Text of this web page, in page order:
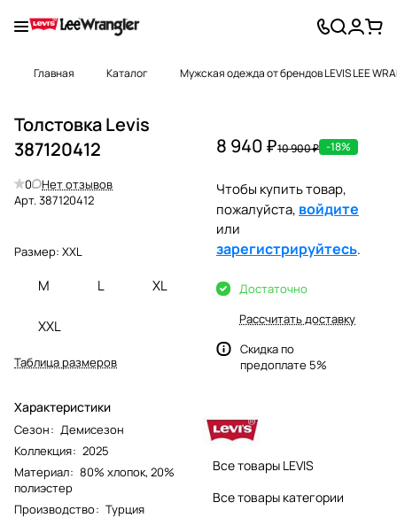
Главная Каталог Мужская одежда от брендов LEVIS LEE
Толстовка Levis
387120412
0
Нет отзывов
Арт.387120412
Размер: XXL
M L XL
XXL
Таблица размеров
Характеристики
Сезон: Демисезон
Коллекция: 2025
Материал: 80% хлопок, 20%
полиэстер
Производство: Турция
8 940 ₽10 900 ₽ -18%
Чтобы купить товар,
пожалуйста, войдите
или
зарегистрируйтесь.
Достаточно
Рассчитать доставку
Скидка по
предоплате 5%
Все товары LEVIS
Все товары категории